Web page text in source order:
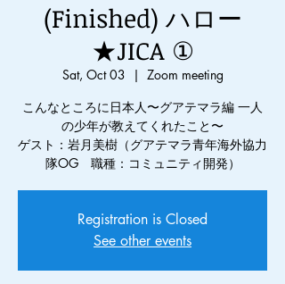
(Finished) ハロー
★JICA ①
Sat, Oct 03
  |
Zoom meeting
こんなところに日本人〜グアテマラ編 一人
の少年が教えてくれたこと〜
ゲスト：岩月美樹（グアテマラ青年海外協力
隊OG 職種：コミュニティ開発）
Registration is Closed
See other events